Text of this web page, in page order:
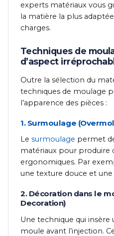
experts matériaux vous
la matière la plus
charges.
Techniques de
d’aspect
Outre la sélection du
techniques de moulage
l’apparence des pièces :
1. Surmoulage
Le surmoulage permet
matériaux pour produire
ergonomiques. Par
une texture douce et une
2. Décoration dans le
Decoration)
Une technique qui insère
moule avant l’injection.